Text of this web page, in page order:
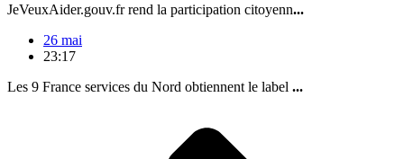
JeVeuxAider.gouv.fr rend la participation citoyenn...
26 mai
23:17
Les 9 France services du Nord obtiennent le label ...